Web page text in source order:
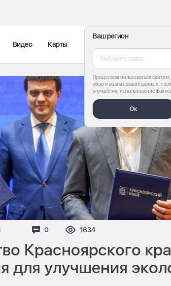
Ваш регион
Выберите город
Продолжая пользоваться сайтом,
сбор и анализ ваших данных,
улучшения, использование
Ок
Видео Карты
Комментариев:
0 Просмотров:
1634
Красноярского
для улучшения